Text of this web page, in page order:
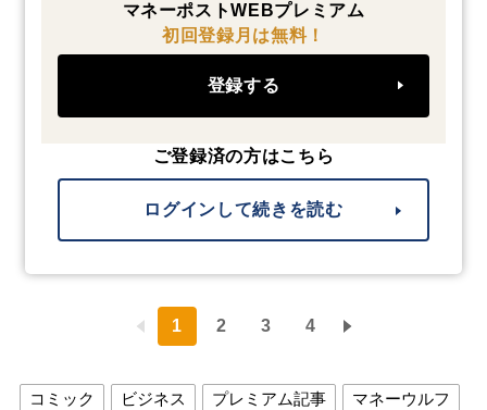
マネーポストWEBプレミアム
初回登録月は無料！
登録する
ご登録済の方はこちら
ログインして続きを読む
1 2 3 4
コミック ビジネス プレミアム記事 マネーウルフ